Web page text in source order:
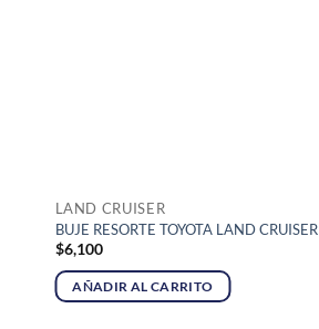
LAND CRUISER
BUJE RESORTE TOYOTA LAND CRUISER
$6,100
AÑADIR AL CARRITO